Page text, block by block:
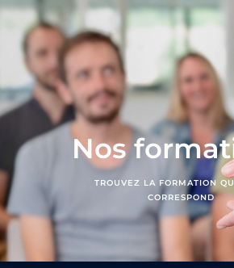
Nos
TROUVEZ LA FORMATION
CORRESPOND